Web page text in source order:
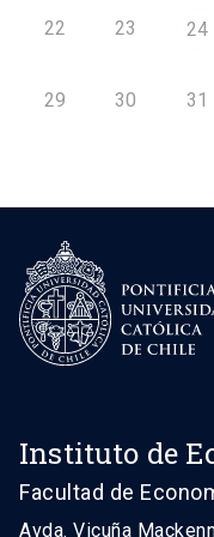
22 23 24
29 30 31
Instituto de
Facultad de
Avda. Vicuña